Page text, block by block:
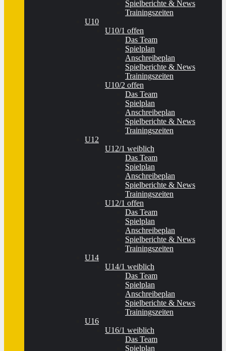
Spielberichte & News
Trainingszeiten
U10
U10/1 offen
Das Team
Spielplan
Anschreibeplan
Spielberichte & News
Trainingszeiten
U10/2 offen
Das Team
Spielplan
Anschreibeplan
Spielberichte & News
Trainingszeiten
U12
U12/1 weiblich
Das Team
Spielplan
Anschreibeplan
Spielberichte & News
Trainingszeiten
U12/1 offen
Das Team
Spielplan
Anschreibeplan
Spielberichte & News
Trainingszeiten
U14
U14/1 weiblich
Das Team
Spielplan
Anschreibeplan
Spielberichte & News
Trainingszeiten
U16
U16/1 weiblich
Das Team
Spielplan